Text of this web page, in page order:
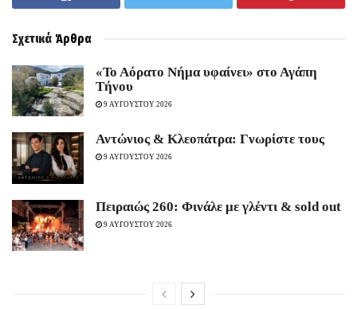
Σχετικά Άρθρα
«Το Αόρατο Νήμα υφαίνει» στο Αγάπη
Τήνου
9 ΑΥΓΟΥΣΤΟΥ 2026
Αντώνιος & Κλεοπάτρα: Γνωρίστε τους
9 ΑΥΓΟΥΣΤΟΥ 2026
Πειραιώς 260: Φινάλε με γλέντι & sold out
9 ΑΥΓΟΥΣΤΟΥ 2026